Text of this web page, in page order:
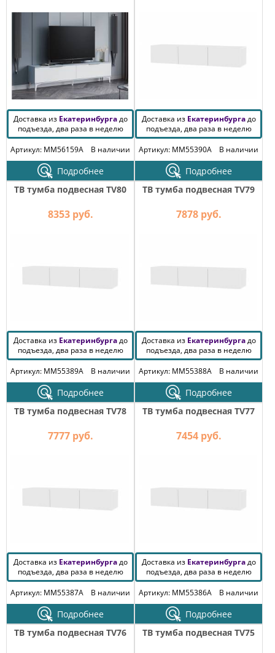
Доставка из Екатеринбургадо
подъезда, два раза в неделю
Артикул: MM56159A
В наличии
Подробнее
Доставка из Екатеринбургадо
подъезда, два раза в неделю
Артикул: MM55390A
В наличии
Подробнее
ТВ тумба подвесная TV80
8353 руб.
Доставка из Екатеринбургадо
подъезда, два раза в неделю
Артикул: MM55389A
В наличии
Подробнее
ТВ тумба подвесная TV79
7878 руб.
Доставка из Екатеринбургадо
подъезда, два раза в неделю
Артикул: MM55388A
В наличии
Подробнее
ТВ тумба подвесная TV78
7777 руб.
Доставка из Екатеринбургадо
подъезда, два раза в неделю
Артикул: MM55387A
В наличии
Подробнее
ТВ тумба подвесная TV77
7454 руб.
Доставка из Екатеринбургадо
подъезда, два раза в неделю
Артикул: MM55386A
В наличии
Подробнее
ТВ тумба подвесная TV76
ТВ тумба подвесная TV75